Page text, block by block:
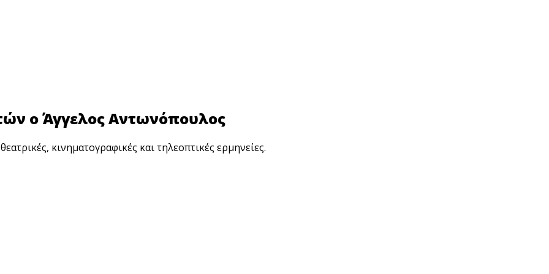
ο Άγγελος Αντωνόπουλος
κινηματογραφικές και τηλεοπτικές ερμηνείες.